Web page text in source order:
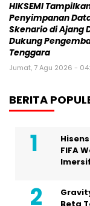
HIKSEMI
Penyimpanan
Skenario di Ajang
Dukung
Tenggara
Jumat, 7 Agu 2026 -
BERITA
FIFA